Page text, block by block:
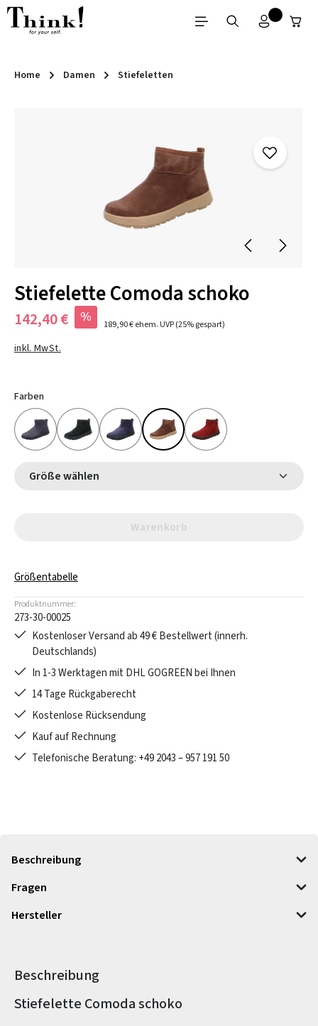
Zum Hauptinhalt springen
Home Damen Stiefeletten
Stiefelette Comoda schoko
142,40 € % 189,90 €ehem. UVP(25% gespart)
inkl. MwSt.
Farben
Größe wählen
Warenkorb
Größentabelle
Produktnummer:
273-30-00025
Kostenloser Versand ab 49 € Bestellwert (innerh.
Deutschlands)
In 1-3 Werktagen mit DHL GOGREEN bei Ihnen
14 Tage Rückgaberecht
Kostenlose Rücksendung
Kauf auf Rechnung
Telefonische Beratung: +49 2043 – 957 191 50
Beschreibung
Fragen
Hersteller
Beschreibung
Produktinformationen
Stiefelette Comoda schoko